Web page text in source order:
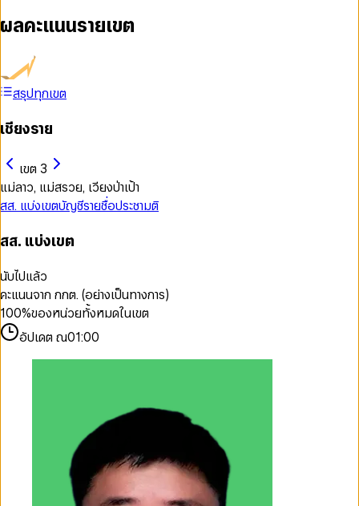
ผลคะแนนรายเขต
สรุปทุกเขต
เชียงราย
เขต 3
แม่ลาว, แม่สรวย, เวียงป่าเป้า
สส. แบ่งเขตบัญชีรายชื่อประชามติ
สส. แบ่งเขต
นับไปแล้ว
คะแนนจาก กกต. (อย่างเป็นทางการ)
100%ของหน่วยทั้งหมดในเขต
อัปเดต ณ01:00